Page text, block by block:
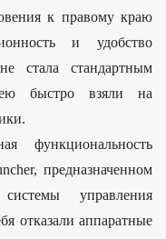
к правому краю
и удобство
стала стандартным
быстро взяли на
функциональность
предназначенном
управления
отказали аппаратные